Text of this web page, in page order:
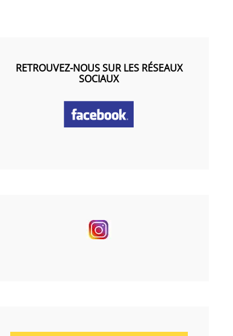
RETROUVEZ-NOUS SUR LES RÉSEAUX
SOCIAUX